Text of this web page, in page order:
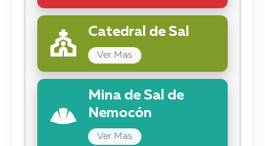
Catedral de Sal
Ver Mas
Mina de Sal de
Nemocón
Ver Mas